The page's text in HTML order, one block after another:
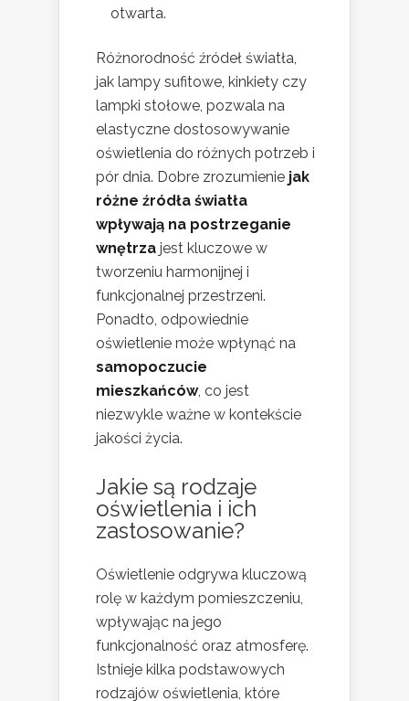
otwarta.
Różnorodność źródeł światła,
jak lampy sufitowe, kinkiety czy
lampki stołowe, pozwala na
elastyczne dostosowywanie
oświetlenia do różnych potrzeb i
pór dnia. Dobre zrozumienie jak
różne źródła światła
wpływają na postrzeganie
wnętrza jest kluczowe w
tworzeniu harmonijnej i
funkcjonalnej przestrzeni.
Ponadto, odpowiednie
oświetlenie może wpłynąć na
samopoczucie
mieszkańców, co jest
niezwykle ważne w kontekście
jakości życia.
Jakie są rodzaje
oświetlenia i ich
zastosowanie?
Oświetlenie odgrywa kluczową
rolę w każdym pomieszczeniu,
wpływając na jego
funkcjonalność oraz atmosferę.
Istnieje kilka podstawowych
rodzajów oświetlenia, które